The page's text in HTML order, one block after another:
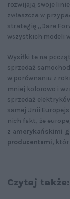
rozwijają swoje
zwłaszcza w
strategię „Dare
wszystkich modeli
Wysiłki te na
sprzedaż
w porównaniu z
mniej kolorowo i
sprzedaż
samej Unii
nich fakt, że
z amerykańskimi
producentami,
Czytaj także: